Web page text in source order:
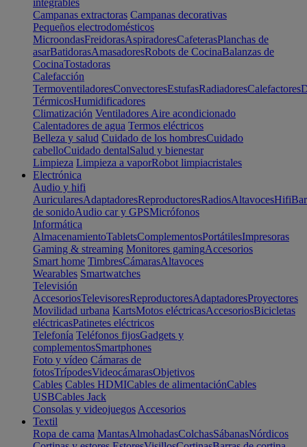
integrables
Campanas extractoras Campanas decorativas
Pequeños electrodomésticos
MicroondasFreidorasAspiradoresCafeterasPlanchas de
asarBatidorasAmasadoresRobots de CocinaBalanzas de
CocinaTostadoras
Calefacción
TermoventiladoresConvectoresEstufasRadiadoresCalefactores
TérmicosHumidificadores
Climatización Ventiladores Aire acondicionado
Calentadores de agua Termos eléctricos
Belleza y salud Cuidado de los hombresCuidado
cabelloCuidado dentalSalud y bienestar
Limpieza Limpieza a vaporRobot limpiacristales
Electrónica
Audio y hifi
AuricularesAdaptadoresReproductoresRadiosAltavocesHifi
de sonidoAudio car y GPSMicrófonos
Informática
AlmacenamientoTabletsComplementosPortátilesImpresoras
Gaming & streaming Monitores gamingAccesorios
Smart home TimbresCámarasAltavoces
Wearables Smartwatches
Televisión
AccesoriosTelevisoresReproductoresAdaptadoresProyectores
Movilidad urbana KartsMotos eléctricasAccesoriosBicicletas
eléctricasPatinetes eléctricos
Telefonía Teléfonos fijosGadgets y
complementosSmartphones
Foto y vídeo Cámaras de
fotosTrípodesVideocámarasObjetivos
Cables Cables HDMICables de alimentaciónCables
USBCables Jack
Consolas y videojuegos Accesorios
Textil
Ropa de cama MantasAlmohadasColchasSábanasNórdicos